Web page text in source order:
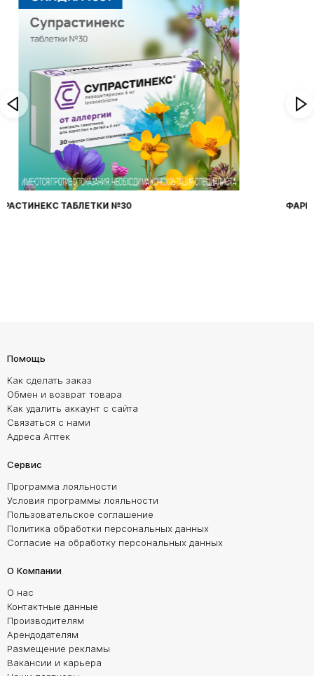
ФАРИНГОСЕПТ ТАБЛЕТКИ №20
Помощь
Как сделать заказ
Обмен и возврат товара
Как удалить аккаунт с сайта
Связаться с нами
Адреса Аптек
Сервис
Программа лояльности
Условия программы лояльности
Пользовательское соглашение
Политика обработки персональных данных
Согласие на обработку персональных данных
О Компании
О нас
Контактные данные
Производителям
Арендодателям
Размещение рекламы
Вакансии и карьера